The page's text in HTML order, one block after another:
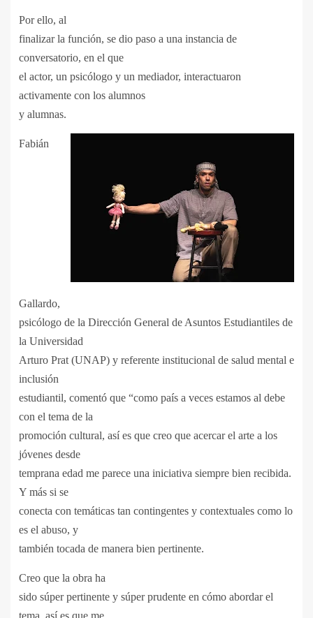
Por ello, al
finalizar la función, se dio paso a una instancia de
conversatorio, en el que
el actor, un psicólogo y un mediador, interactuaron
activamente con los alumnos
y alumnas.
Fabián
Gallardo,
psicólogo de la Dirección General de Asuntos Estudiantiles de
la Universidad
Arturo Prat (UNAP) y referente institucional de salud mental e
inclusión
estudiantil, comentó que “como país a veces estamos al debe
con el tema de la
promoción cultural, así es que creo que acercar el arte a los
jóvenes desde
temprana edad me parece una iniciativa siempre bien recibida.
Y más si se
conecta con temáticas tan contingentes y contextuales como lo
es el abuso, y
también tocada de manera bien pertinente.
Creo que la obra ha
sido súper pertinente y súper prudente en cómo abordar el